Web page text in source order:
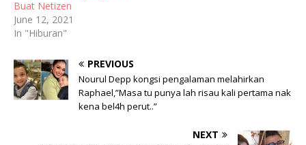
Buat Netizen
June 12, 2021
In "Hiburan"
PREVIOUS
Nourul Depp kongsi pengalaman melahirkan
Raphael,”Masa tu punya lah risau kali pertama nak
kena bel4h perut..”
NEXT